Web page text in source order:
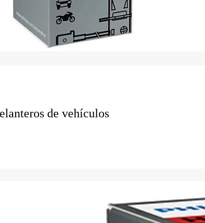
de vehículos